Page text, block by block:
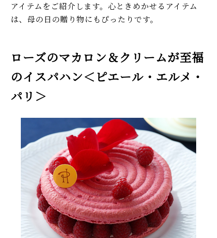
アイテムをご紹介します。心ときめかせるアイテム
は、母の日の贈り物にもぴったりです。
ローズのマカロン＆クリームが至福
のイスパハン＜ピエール・エルメ・
パリ＞